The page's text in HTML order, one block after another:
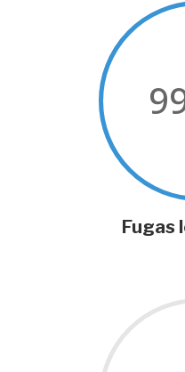
Fugas